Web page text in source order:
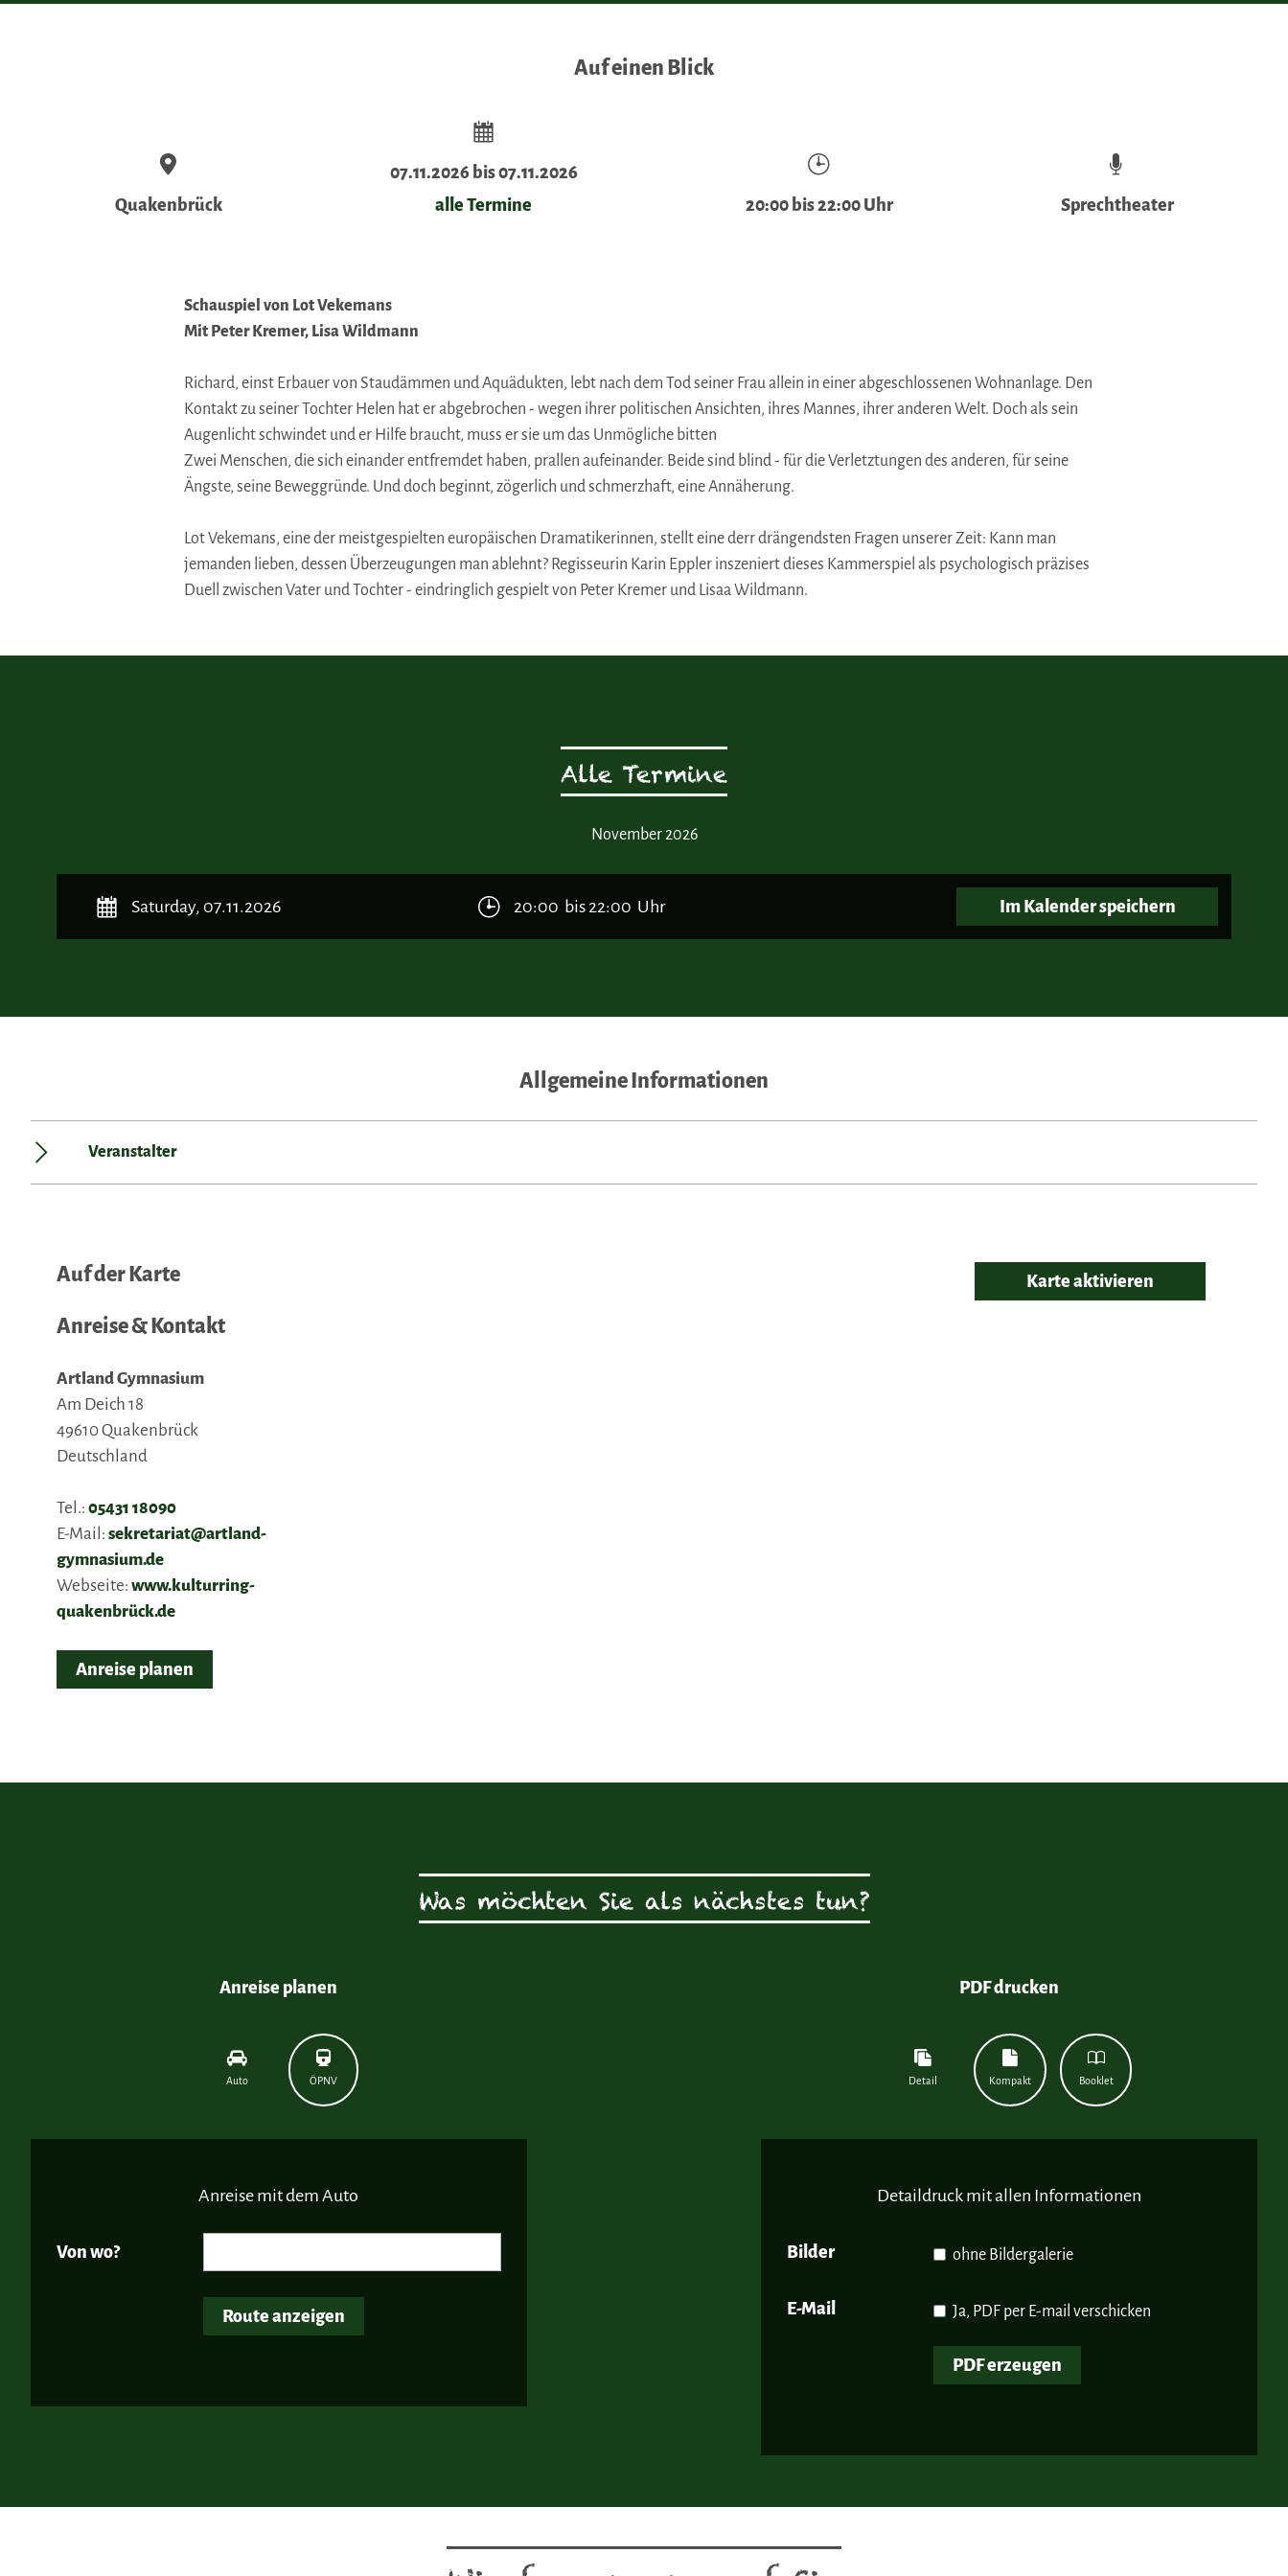
Auf einen Blick
Quakenbrück
07.11.2026 bis 07.11.2026
alle Termine
20:00 bis 22:00 Uhr Sprechtheater
Schauspiel von Lot Vekemans
Mit Peter Kremer, Lisa Wildmann
Richard, einst Erbauer von Staudämmen und Aquädukten, lebt nach dem Tod seiner Frau allein in einer abgeschlossenen Wohnanlage. Den
Kontakt zu seiner Tochter Helen hat er abgebrochen - wegen ihrer politischen Ansichten, ihres Mannes, ihrer anderen Welt. Doch als sein
Augenlicht schwindet und er Hilfe braucht, muss er sie um das Unmögliche bitten
Zwei Menschen, die sich einander entfremdet haben, prallen aufeinander. Beide sind blind - für die Verletztungen des anderen, für seine
Ängste, seine Beweggründe. Und doch beginnt, zögerlich und schmerzhaft, eine Annäherung.
Lot Vekemans, eine der meistgespielten europäischen Dramatikerinnen, stellt eine derr drängendsten Fragen unserer Zeit: Kann man
jemanden lieben, dessen Überzeugungen man ablehnt? Regisseurin Karin Eppler inszeniert dieses Kammerspiel als psychologisch präzises
Duell zwischen Vater und Tochter - eindringlich gespielt von Peter Kremer und Lisaa Wildmann.
Alle Termine
November 2026
Saturday, 07.11.2026 20:00 bis 22:00 Uhr Im Kalender speichern
Allgemeine Informationen
Veranstalter
Auf der Karte
Anreise & Kontakt
Artland Gymnasium
Am Deich 18
49610 Quakenbrück
Deutschland
Tel.: 05431 18090
E-Mail: sekretariat@artland-
gymnasium.de
Webseite: www.kulturring-
quakenbrück.de
Anreise planen
Karte aktivieren
Was möchten Sie als nächstes tun?
Anreise planen
Auto ÖPNV
Anreise mit dem Auto
Von wo?
Route anzeigen
PDF drucken
Detail Kompakt Booklet
Detaildruck mit allen Informationen
Bilder ohne Bildergalerie
E-Mail Ja, PDF per E-mail verschicken
PDF erzeugen